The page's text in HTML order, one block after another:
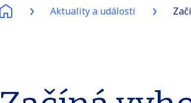
Aktuality a události